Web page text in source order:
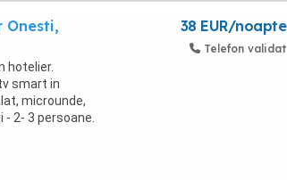
Onesti,
hotelier.
smart in
microunde,
2- 3 persoane.
38 EUR/noapte
Telefon validat